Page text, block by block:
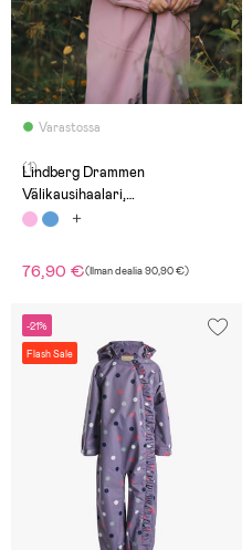
Varastossa
(1)
Lindberg Drammen
Välikausihaalari,
Vaaleanpunainen
76,90 €(Ilman dealia90,90 €)
-21%
Flash Sale